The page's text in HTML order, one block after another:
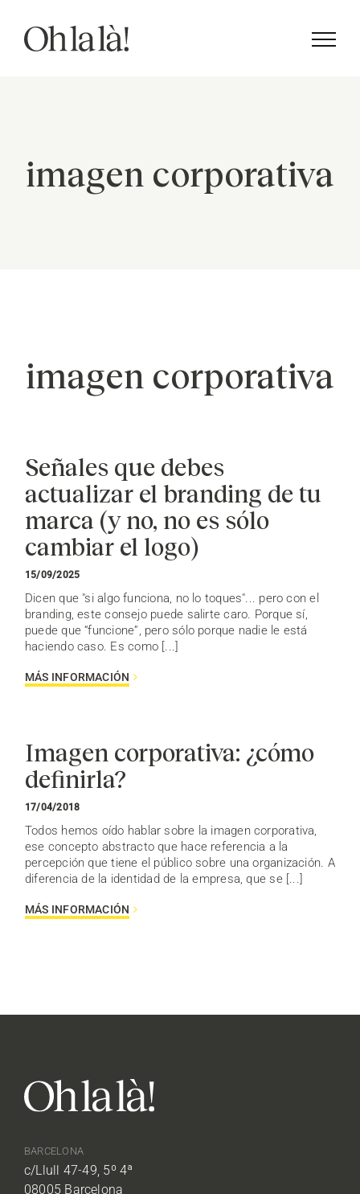
contenido
imagen corporativa
imagen corporativa
Señales que debes
actualizar el branding de tu
marca (y no, no es sólo
cambiar el logo)
15/09/2025
Dicen que "si algo funciona, no lo toques"... pero con el
branding, este consejo puede salirte caro. Porque sí,
puede que “funcione”, pero sólo porque nadie le está
haciendo caso. Es como [...]
MÁS INFORMACIÓN
Imagen corporativa: ¿cómo
definirla?
17/04/2018
Todos hemos oído hablar sobre la imagen corporativa,
ese concepto abstracto que hace referencia a la
percepción que tiene el público sobre una organización. A
diferencia de la identidad de la empresa, que se [...]
MÁS INFORMACIÓN
BARCELONA
c/Llull 47-49, 5º 4ª
08005 Barcelona